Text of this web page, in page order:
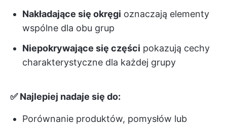
Nakładające się okręgi oznaczają elementy
wspólne dla obu grup
Niepokrywające się części pokazują cechy
charakterystyczne dla każdej grupy
✅ Najlepiej nadaje się do:
Porównanie produktów, pomysłów lub